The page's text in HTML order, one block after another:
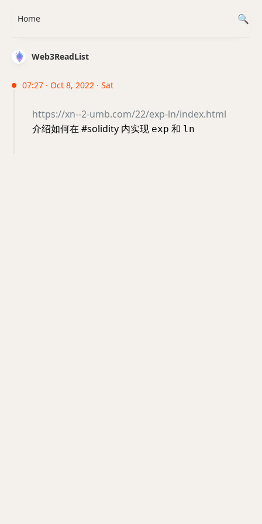
Web3ReadList
07:27 · Oct 8, 2022 · Sat
https://xn--2-umb.com/22/exp-ln/index.html
介绍如何在 #solidity 内实现 exp 和 ln
Home